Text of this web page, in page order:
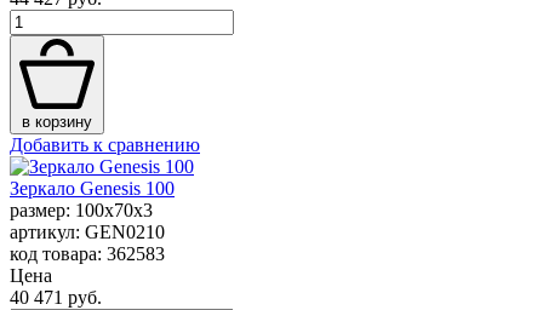
в корзину
Добавить к сравнению
Зеркало Genesis 100
размер: 100x70x3
артикул: GEN0210
код товара: 362583
Цена
40 471 руб.